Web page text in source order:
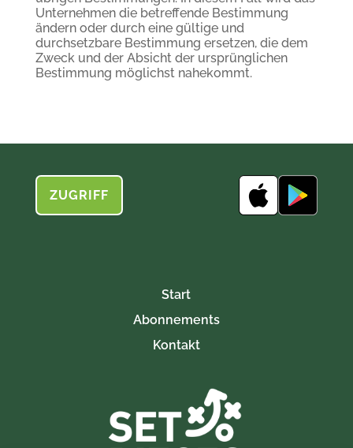
Unternehmen die betreffende Bestimmung
ändern oder durch eine gültige und
durchsetzbare Bestimmung ersetzen, die dem
Zweck und der Absicht der ursprünglichen
Bestimmung möglichst nahekommt.
ZUGRIFF
Start
Abonnements
Kontakt